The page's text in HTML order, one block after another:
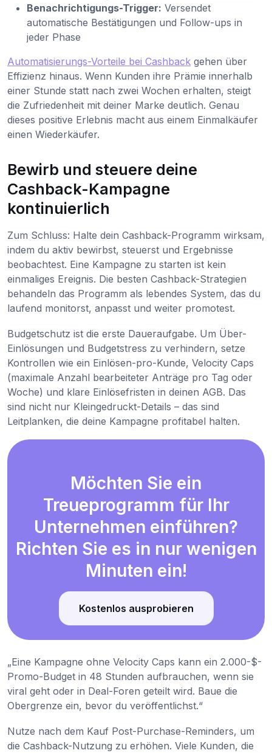
Benachrichtigungs-Trigger: Versendet
automatische Bestätigungen und Follow-ups in
jeder Phase
Automatisierungs-Vorteile bei Cashback gehen über
Effizienz hinaus. Wenn Kunden ihre Prämie innerhalb
einer Stunde statt nach zwei Wochen erhalten, steigt
die Zufriedenheit mit deiner Marke deutlich. Genau
dieses positive Erlebnis macht aus einem Einmalkäufer
einen Wiederkäufer.
Bewirb und steuere deine
Cashback-Kampagne
kontinuierlich
Zum Schluss: Halte dein Cashback-Programm wirksam,
indem du aktiv bewirbst, steuerst und Ergebnisse
beobachtest. Eine Kampagne zu starten ist kein
einmaliges Ereignis. Die besten Cashback-Strategien
behandeln das Programm als lebendes System, das du
laufend monitorst, anpasst und weiter promotest.
Budgetschutz ist die erste Daueraufgabe. Um Über-
Einlösungen und Budgetstress zu verhindern, setze
Kontrollen wie ein Einlösen-pro-Kunde, Velocity Caps
(maximale Anzahl bearbeiteter Anträge pro Tag oder
Woche) und klare Einlösefristen in deinen AGB. Das
sind nicht nur Kleingedruckt-Details – das sind
Leitplanken, die deine Kampagne profitabel halten.
Möchten Sie ein
Treueprogramm für Ihr
Unternehmen einführen?
Richten Sie es in nur wenigen
Minuten ein!
Kostenlos ausprobieren
„Eine Kampagne ohne Velocity Caps kann ein 2.000-$-
Promo-Budget in 48 Stunden aufbrauchen, wenn sie
viral geht oder in Deal-Foren geteilt wird. Baue die
Obergrenze ein, bevor du veröffentlichst.“
Nutze nach dem Kauf Post-Purchase-Reminders, um
die Cashback-Nutzung zu erhöhen. Viele Kunden, die